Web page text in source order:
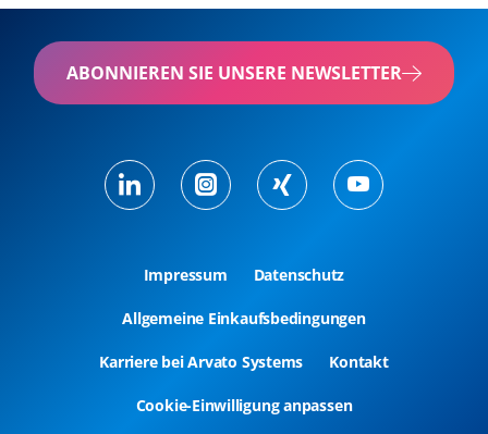
ABONNIEREN SIE UNSERE NEWSLETTER
Impressum Datenschutz
Allgemeine Einkaufsbedingungen
Karriere bei Arvato Systems Kontakt
Cookie-Einwilligung anpassen